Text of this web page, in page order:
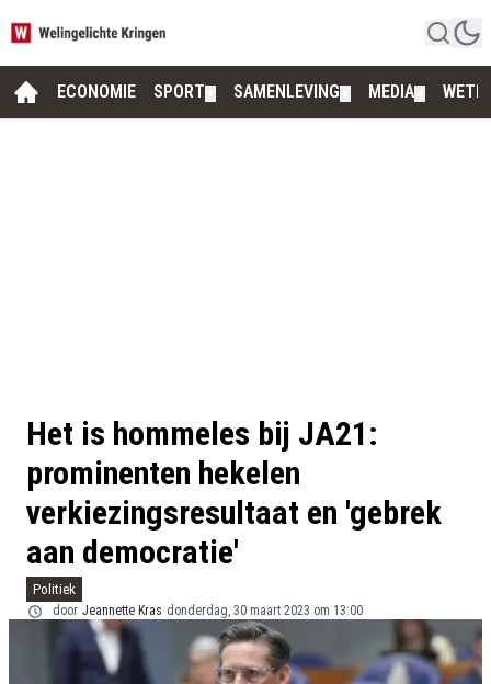
ECONOMIE SPORT SAMENLEVING MEDIA
Het is hommeles bij JA21:
prominenten hekelen
verkiezingsresultaat en 'gebrek
aan democratie'
Politiek
door Jeannette Kras donderdag, 30 maart 2023 om 13:00